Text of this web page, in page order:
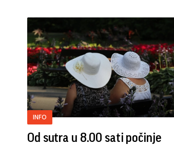
INFO
Od sutra u 8.00 sati počinje